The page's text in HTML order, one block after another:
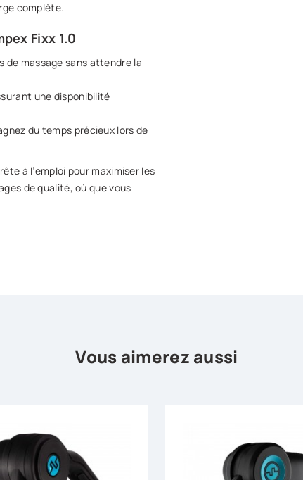
complète.
Fixx 1.0
de massage sans attendre la
une disponibilité
du temps précieux lors de
à l’emploi pour maximiser les
de qualité, où que vous
Vous aimerez aussi